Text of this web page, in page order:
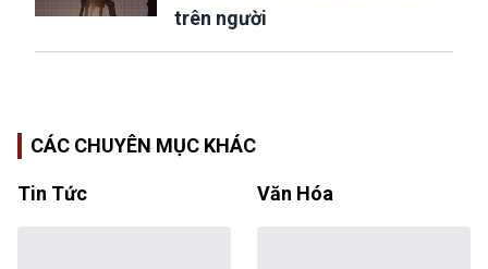
trên người
CÁC CHUYÊN MỤC KHÁC
Tin Tức Văn Hóa